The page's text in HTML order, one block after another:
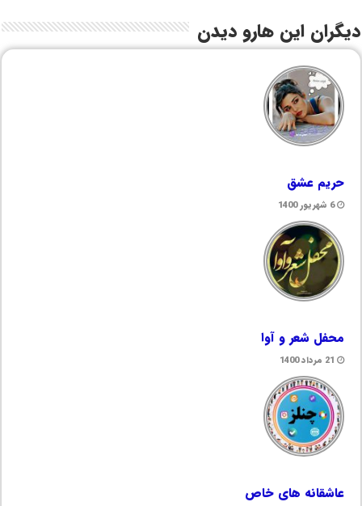
دیگران این هارو دیدن
حریم عشق
6 شهریور 1400
محفل شعر و آوا
21 مرداد 1400
عاشقانه های خاص